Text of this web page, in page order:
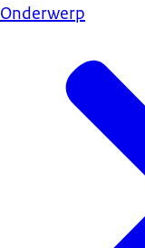
Onderwerp